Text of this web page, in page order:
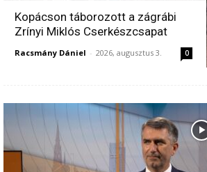
Kopácson táborozott a zágrábi
Zrínyi Miklós Cserkészcsapat
Racsmány Dániel - 2026, augusztus 3. 0